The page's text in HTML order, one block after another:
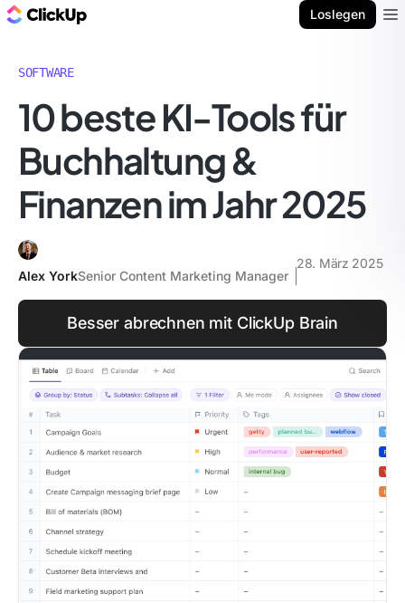
Loslegen
SOFTWARE
10 beste KI-Tools für
Buchhaltung &
Finanzen im Jahr 2025
Alex YorkSenior Content Marketing Manager
28. März 2025
Besser abrechnen mit ClickUp Brain